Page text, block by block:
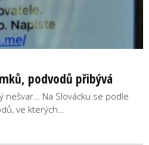
podvodů přibývá
nešvar… Na Slovácku se podle
ve kterých…